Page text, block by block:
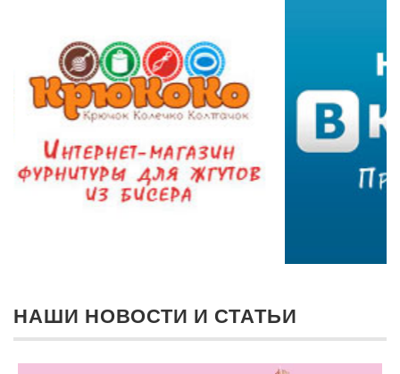
НАШИ НОВОСТИ И СТАТЬИ